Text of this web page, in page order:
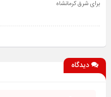
برای شرق کرمانشاه
دیدگاه